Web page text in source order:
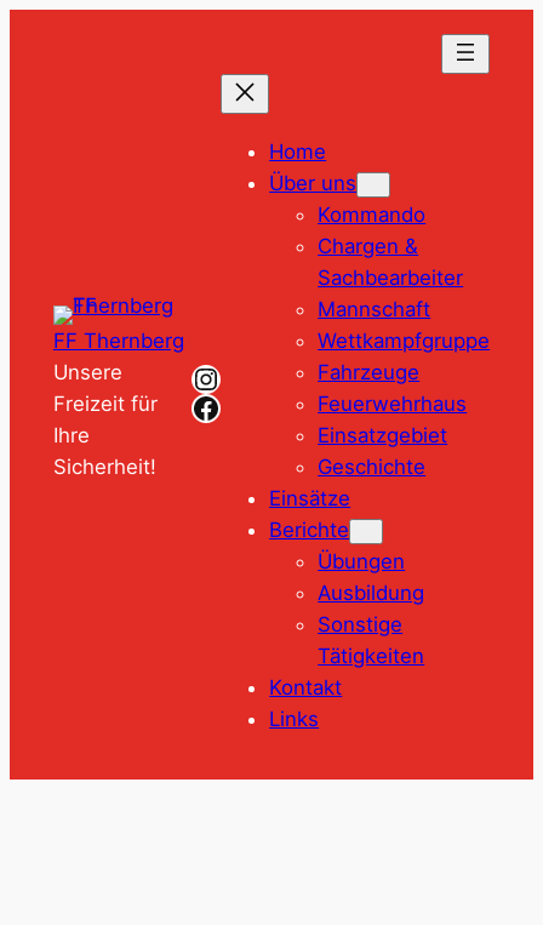
FF Thernberg
Unsere
Freizeit für
Ihre
Sicherheit!
Instagram
Facebook
Home
Über uns
Kommando
Chargen &
Sachbearbeiter
Mannschaft
Wettkampfgruppe
Fahrzeuge
Feuerwehrhaus
Einsatzgebiet
Geschichte
Einsätze
Berichte
Übungen
Ausbildung
Sonstige
Tätigkeiten
Kontakt
Links